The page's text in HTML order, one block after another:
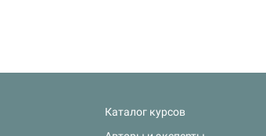
Каталог курсов